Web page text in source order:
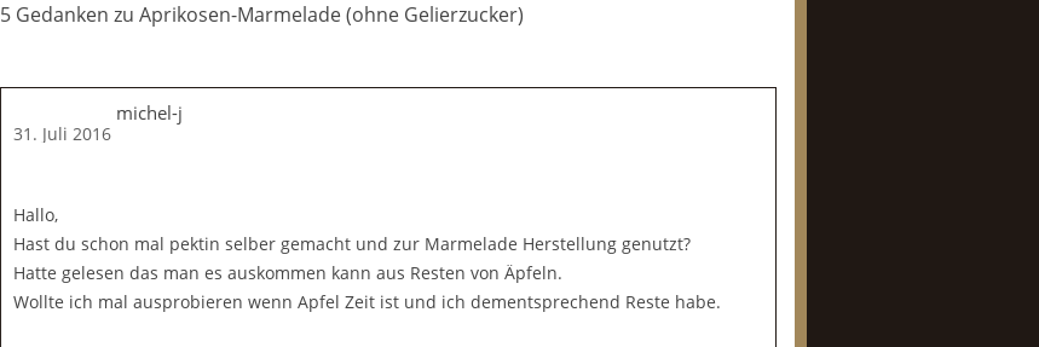
5 Gedanken zu Aprikosen-Marmelade (ohne Gelierzucker)
michel-j
31. Juli 2016
Hallo,
Hast du schon mal pektin selber gemacht und zur Marmelade Herstellung genutzt?
Hatte gelesen das man es auskommen kann aus Resten von Äpfeln.
Wollte ich mal ausprobieren wenn Apfel Zeit ist und ich dementsprechend Reste habe.